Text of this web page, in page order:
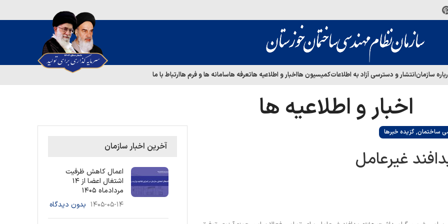
سازمانانتشار و دسترسی آزاد به اطلاعاتکمیسیون هااخبار و اطلاعیه هاتعرفه هاسامانه ها و فرم هاارتباط با ما
اخبار و اطلاعیه ها
ساختمان,گزیده خبرها
غیرعامل
آخرین اخبار سازمان
اعمال کاهش ظرفیت
اشتغال اعضا از ۱۴
مردادماه ۱۴۰۵
۱۴۰۵-۰۵-۱۴ بدون دیدگاه